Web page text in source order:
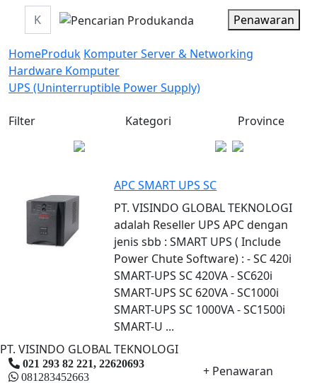
Penawaran
HomeProduk Komputer Server & Networking
Hardware Komputer
UPS (Uninterruptible Power Supply)
Filter Kategori Province
APC SMART UPS SC
PT. VISINDO GLOBAL TEKNOLOGI
adalah Reseller UPS APC dengan
jenis sbb : SMART UPS ( Include
Power Chute Software) : - SC 420i
SMART-UPS SC 420VA - SC620i
SMART-UPS SC 620VA - SC1000i
SMART-UPS SC 1000VA - SC1500i
SMART-U ...
PT. VISINDO GLOBAL TEKNOLOGI
021 293 82 221, 22620693
081283452663
+ Penawaran